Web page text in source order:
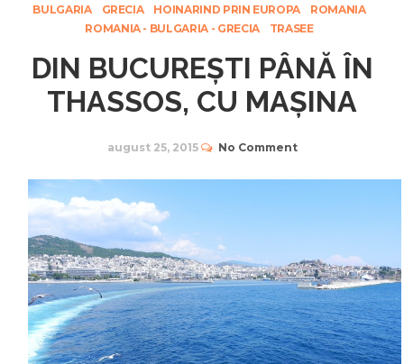
BULGARIA GRECIA HOINARIND PRIN EUROPA
ROMANIA
ROMANIA - BULGARIA - GRECIA
TRASEE
DIN BUCUREȘTI PÂNĂ ÎN
THASSOS, CU MAȘINA
august 25, 2015 No Comment